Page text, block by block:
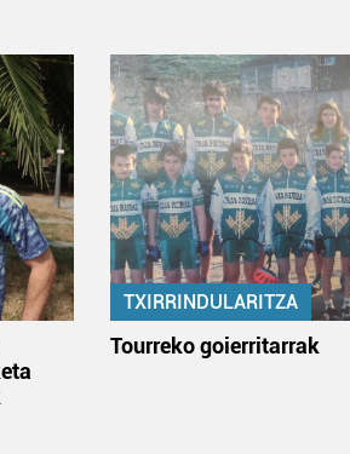
TXIRRINDULARITZA
Tourreko goierritarrak